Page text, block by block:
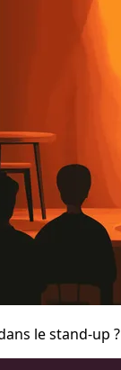
le stand-up ?